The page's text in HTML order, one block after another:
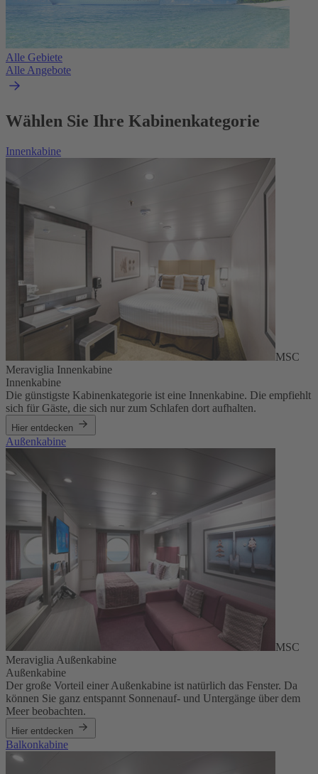
Alle Gebiete
Alle Angebote
Wählen Sie Ihre Kabinenkategorie
Innenkabine
MSC
Meraviglia Innenkabine
Innenkabine
Die günstigste Kabinenkategorie ist eine Innenkabine. Die empfiehlt
sich für Gäste, die sich nur zum Schlafen dort aufhalten.
Hier entdecken
Außenkabine
MSC
Meraviglia Außenkabine
Außenkabine
Der große Vorteil einer Außenkabine ist natürlich das Fenster. Da
können Sie ganz entspannt Sonnenauf- und Untergänge über dem
Meer beobachten.
Hier entdecken
Balkonkabine